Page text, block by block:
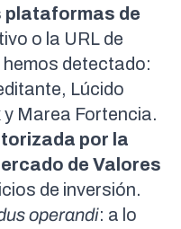
plataformas de
o la URL de
detectado:
, Lúcido
y Marea Fortencia.
por la
de Valores
de inversión.
operandi: a lo